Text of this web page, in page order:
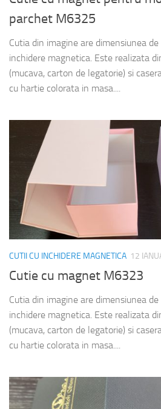
parchet M6325
Cutia din imagine are dimensiunea
inchidere magnetica. Este realizata
(mucava, carton de legatorie) si
cu hartie colorata in masa....
CUTII CU INCHIDERE MAGNETICA 12
Cutie cu magnet M6323
Cutia din imagine are dimensiunea
inchidere magnetica. Este realizata
(mucava, carton de legatorie) si
cu hartie colorata in masa....